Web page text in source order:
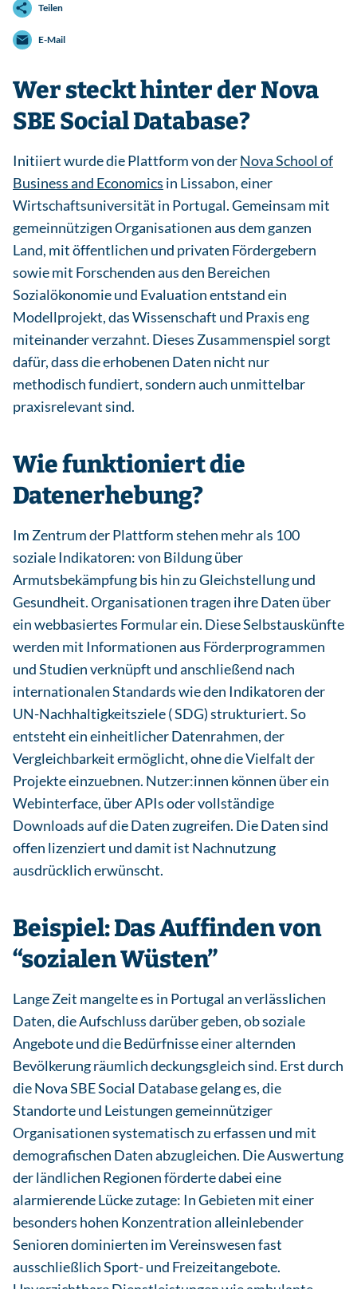
Teilen
E-Mail
Wer steckt hinter der Nova
SBE Social Database?
Initiiert wurde die Plattform von derNova School of
Business and Economics in Lissabon, einer
Wirtschaftsuniversität in Portugal. Gemeinsam mit
gemeinnützigen Organisationen aus dem ganzen
Land, mit öffentlichen und privaten Fördergebern
sowie mit Forschenden aus den Bereichen
Sozialökonomie und Evaluation entstand ein
Modellprojekt, das Wissenschaft und Praxis eng
miteinander verzahnt. Dieses Zusammenspiel sorgt
dafür, dass die erhobenen Daten nicht nur
methodisch fundiert, sondern auch unmittelbar
praxisrelevant sind.
Wie funktioniert die
Datenerhebung?
Im Zentrum der Plattform stehen mehr als 100
soziale Indikatoren: von Bildung über
Armutsbekämpfung bis hin zu Gleichstellung und
Gesundheit. Organisationen tragen ihre Daten über
ein webbasiertes Formular ein. Diese Selbstauskünfte
werden mit Informationen aus Förderprogrammen
und Studien verknüpft und anschließend nach
internationalen Standards wie den Indikatoren der
UN-Nachhaltigkeitsziele ( SDG) strukturiert. So
entsteht ein einheitlicher Datenrahmen, der
Vergleichbarkeit ermöglicht, ohne die Vielfalt der
Projekte einzuebnen. Nutzer:innen können über ein
Webinterface, über APIs oder vollständige
Downloads auf die Daten zugreifen. Die Daten sind
offen lizenziert und damit ist Nachnutzung
ausdrücklich erwünscht.
Beispiel: Das Auffinden von
“sozialen Wüsten”
Lange Zeit mangelte es in Portugal an verlässlichen
Daten, die Aufschluss darüber geben, ob soziale
Angebote und die Bedürfnisse einer alternden
Bevölkerung räumlich deckungsgleich sind. Erst durch
die Nova SBE Social Database gelang es, die
Standorte und Leistungen gemeinnütziger
Organisationen systematisch zu erfassen und mit
demografischen Daten abzugleichen. Die Auswertung
der ländlichen Regionen förderte dabei eine
alarmierende Lücke zutage: In Gebieten mit einer
besonders hohen Konzentration alleinlebender
Senioren dominierten im Vereinswesen fast
ausschließlich Sport- und Freizeitangebote.